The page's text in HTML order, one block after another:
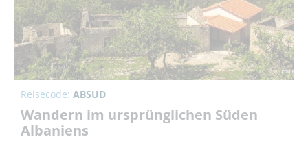
Reisecode: ABSUD
Wandern im ursprünglichen Süden
Albaniens